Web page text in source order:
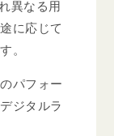
異なる用
に応じて
。
パフォー
ジタルラ